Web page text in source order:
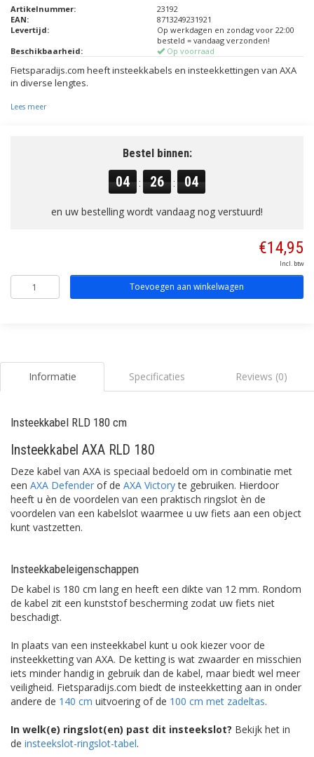
Artikelnummer:
23192
EAN:
8713249231921
Levertijd:
Op werkdagen en zondag voor 22:00
besteld = vandaag verzonden!
Beschikbaarheid:
Op voorraad
Fietsparadijs.com heeft insteekkabels en insteekkettingen van AXA
in diverse lengtes.
Lees meer
Bestel binnen:
04 : 26 : 04
en uw bestelling wordt vandaag nog verstuurd!
€14,95
Incl. btw
Toevoegen aan winkelwagen
Informatie Specificaties Reviews (0)
Insteekkabel RLD 180 cm
Insteekkabel AXA RLD 180
Deze kabel van AXA is speciaal bedoeld om in combinatie met
een AXA Defender of de AXA Victoryte gebruiken. Hierdoor
heeft u èn de voordelen van een praktisch ringslot èn de
voordelen van een kabelslot waarmee u uw fiets aan een object
kunt vastzetten.
Insteekkabeleigenschappen
De kabel is 180 cm lang en heeft een dikte van 12 mm. Rondom
de kabel zit een kunststof bescherming zodat uw fiets niet
beschadigt.
In plaats van een insteekkabel kunt u ook kiezer voor de
insteekketting van AXA. De ketting is wat zwaarder en misschien
iets minder handig in gebruik dan de kabel, maar biedt wel meer
veiligheid. Fietsparadijs.com biedt de insteekketting aan in onder
andere de 140 cm uitvoering of de 100 cm met zadeltas.
In welk(e) ringslot(en) past dit insteekslot? Bekijk het in
de insteekslot-ringslot-tabel.